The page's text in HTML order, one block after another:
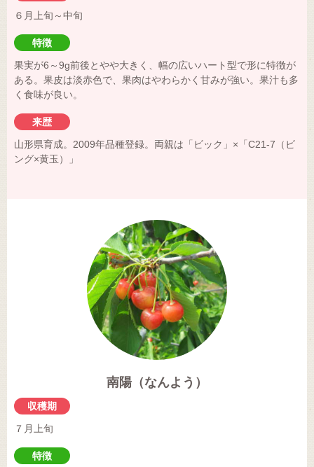
６月上旬～中旬
特徴
果実が6～9g前後とやや大きく、幅の広いハート型で形に特徴が
ある。果皮は淡赤色で、果肉はやわらかく甘みが強い。果汁も多
く食味が良い。
来歴
山形県育成。2009年品種登録。両親は「ビック」×「C21-7（ビ
ング×黄玉）」
南陽（なんよう）
収穫期
７月上旬
特徴